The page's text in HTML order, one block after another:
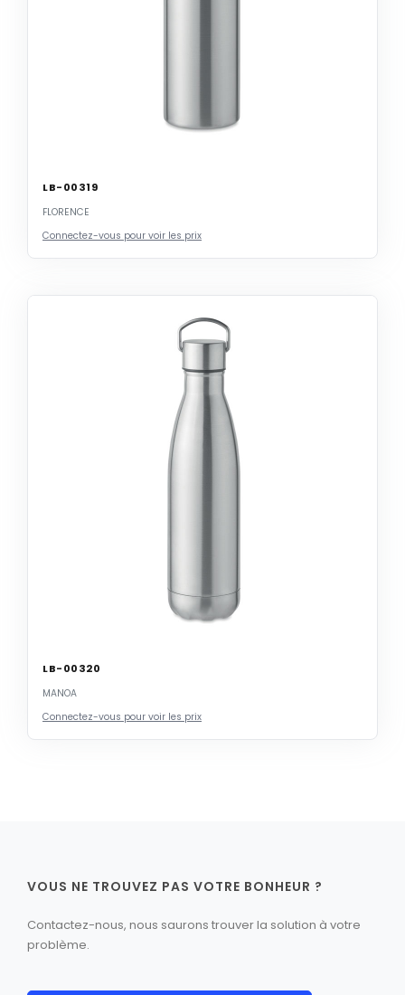
LB-00319
FLORENCE
Connectez-vous pour voir les prix
LB-00320
MANOA
Connectez-vous pour voir les prix
VOUS NE TROUVEZ PAS VOTRE BONHEUR ?
Contactez-nous, nous saurons trouver la solution à votre
problème.